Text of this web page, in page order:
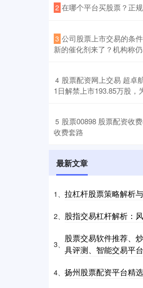
2 在哪个平台买股票？正
3 公司股票上市交易的条
新的催化剂来了？机构称
4 股票配资网上交易 超卓
1日解禁上市193.85万股，
5 股票00898 股票配资收
收费套路
最新文章
1、 拉杠杆股票策略解析
2、 股指交易杠杆解析：
3、
股票交易软件推荐、
具评测、智能交易平
4、 扬州股票配资平台精